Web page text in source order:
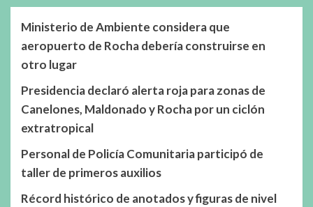
Ministerio de Ambiente considera que
aeropuerto de Rocha debería construirse en
otro lugar
Presidencia declaró alerta roja para zonas de
Canelones, Maldonado y Rocha por un ciclón
extratropical
Personal de Policía Comunitaria participó de
taller de primeros auxilios
Récord histórico de anotados y figuras de nivel